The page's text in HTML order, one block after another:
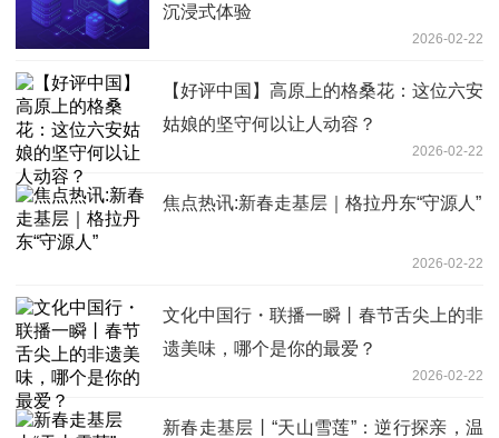
沉浸式体验
2026-02-22
【好评中国】高原上的格桑花：这位六安
姑娘的坚守何以让人动容？
2026-02-22
焦点热讯:新春走基层｜格拉丹东“守源人”
2026-02-22
文化中国行・联播一瞬丨春节舌尖上的非
遗美味，哪个是你的最爱？
2026-02-22
新春走基层丨“天山雪莲”：逆行探亲，温